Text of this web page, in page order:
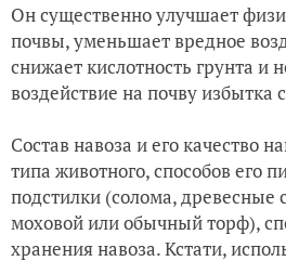
Он существенно улучшает
почвы, уменьшает вредное
снижает кислотность грунта и
воздействие на почву избытка
Состав навоза и его качество
типа животного, способов его
подстилки (солома, древесные
моховой или обычный торф),
хранения навоза. Кстати,